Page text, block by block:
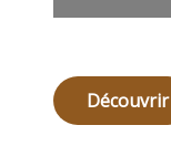
Découvrir